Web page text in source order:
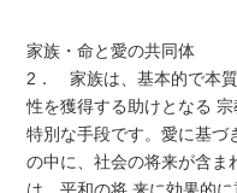
家族・命と愛の共同体
2． 家族は、基本的で本
性を獲得する助けとなる
特別な手段です。愛に基づ
の中に、社会の将来が含ま